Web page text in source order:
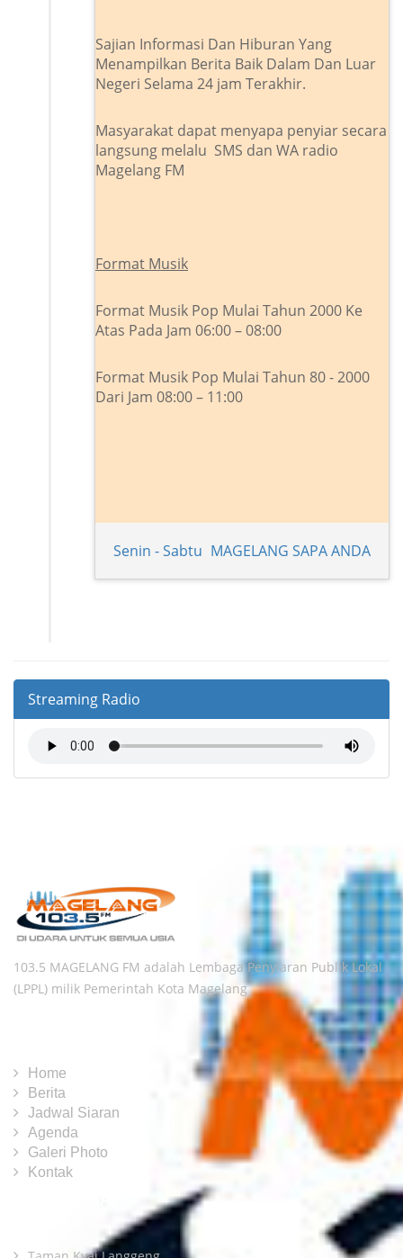
Sajian Informasi Dan Hiburan Yang
Menampilkan Berita Baik Dalam Dan Luar
Negeri Selama 24 jam Terakhir.
Masyarakat dapat menyapa penyiar secara
langsung melalu SMS dan WA radio
Magelang FM
Format Musik
Format Musik Pop Mulai Tahun 2000 Ke
Atas Pada Jam 06:00 – 08:00
Format Musik Pop Mulai Tahun 80 - 2000
Dari Jam 08:00 – 11:00
Senin - Sabtu MAGELANG SAPA ANDA
Streaming Radio
103.5 MAGELANG FM adalah Lembaga Penyiaran Publik Lokal
(LPPL) milik Pemerintah Kota Magelang
Home
Berita
Jadwal Siaran
Agenda
Galeri Photo
Kontak